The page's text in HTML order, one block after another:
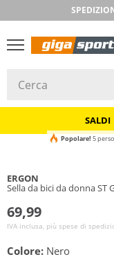
SALDI
Popolare! 5
ERGON
Sella da bici da donna ST
69,99
IVA inclusa, più spese di
Colore: Nero